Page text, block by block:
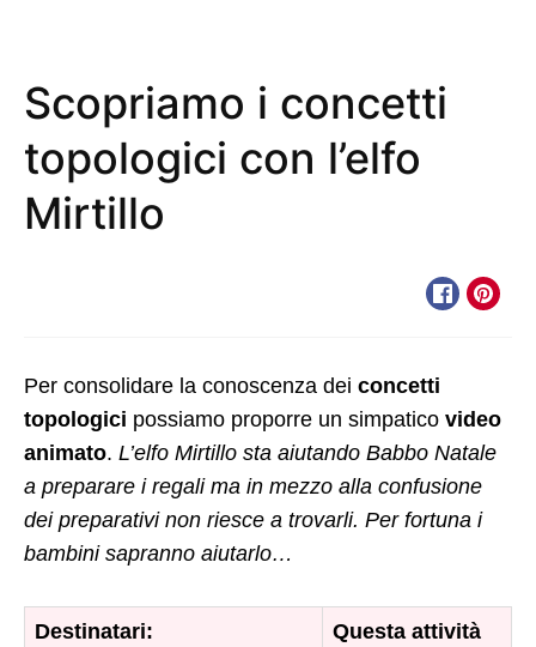
Scopriamo i concetti
topologici con l’elfo
Mirtillo
Per consolidare la conoscenza dei concetti
topologici possiamo proporre un simpatico video
animato. L’elfo Mirtillo sta aiutando Babbo Natale
a preparare i regali ma in mezzo alla confusione
dei preparativi non riesce a trovarli. Per fortuna i
bambini sapranno aiutarlo…
Destinatari:
Questa attività